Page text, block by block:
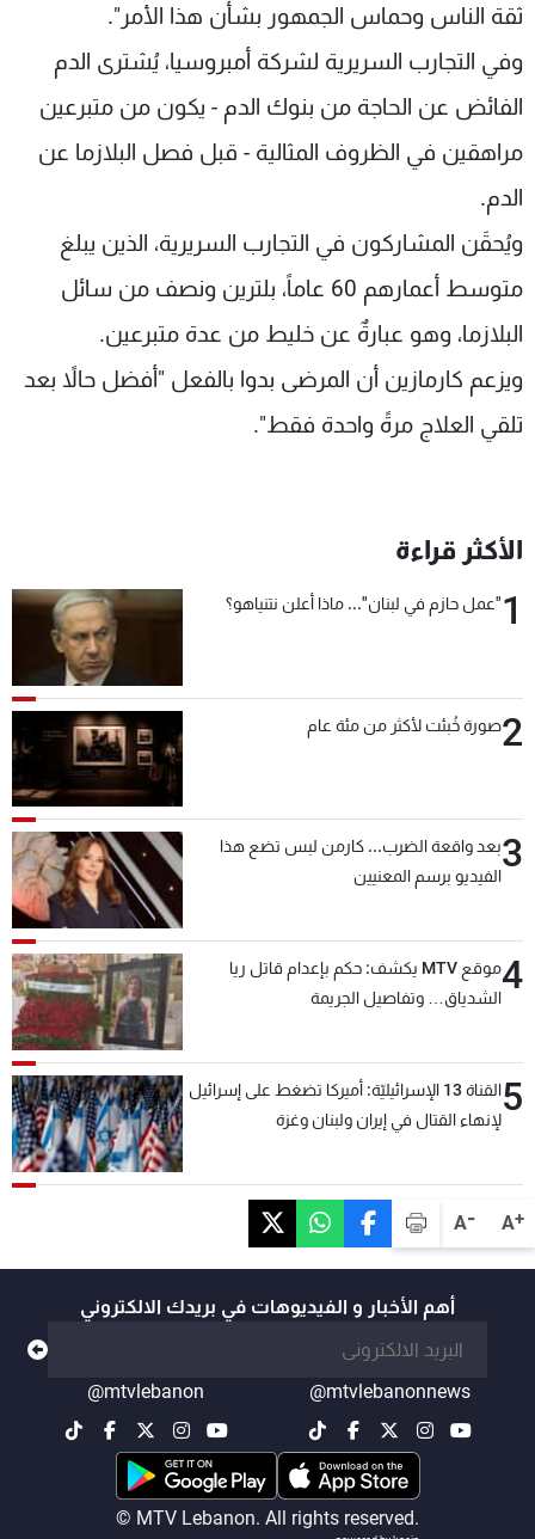
A+
A-
ثقة الناس وحماس الجمهور بشأن هذا الأمر".
وفي التجارب السريرية لشركة أمبروسيا، يُشترى الدم
الفائض عن الحاجة من بنوك الدم - يكون من متبرعين
مراهقين في الظروف المثالية - قبل فصل البلازما عن
الدم.
ويُحقَن المشاركون في التجارب السريرية، الذين يبلغ
متوسط أعمارهم 60 عاماً، بلترين ونصف من سائل
البلازما، وهو عبارةٌ عن خليط من عدة متبرعين.
ويزعم كارمازين أن المرضى بدوا بالفعل "أفضل حالاً بعد
تلقي العلاج مرةً واحدة فقط".
الأكثر قراءة
1"عمل حازم في لبنان"... ماذا أعلن نتنياهو؟
2صورة خُبئت لأكثر من مئة عام
3بعد واقعة الضرب... كارمن لبس تضع هذا
الفيديو برسم المعنيين
4
موقع MTV يكشف: حكم بإعدام قاتل ريا
الشدياق… وتفاصيل الجريمة
5
القناة 13 الإسرائيليّة: أميركا تضغط على إسرائيل
لإنهاء القتال في إيران ولبنان وغزة
أهم الأخبار و الفيديوهات في بريدك الالكتروني
@mtvlebanonnews
@mtvlebanon
© MTV Lebanon. All rights reserved.